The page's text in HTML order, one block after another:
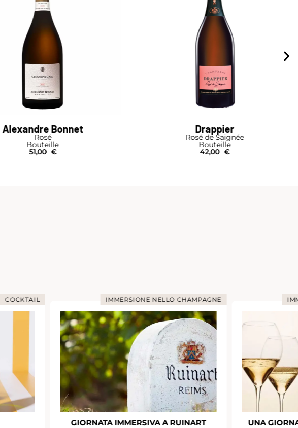
Alexandre Bonnet
Rosé
Bouteille
51,00 €
Drappier
Rosé de Saignée
Bouteille
42,00 €
COCKTAIL IMMERSIONE NELLO CHAMPAGNE
GIORNATA IMMERSIVA A RUINART
UNA